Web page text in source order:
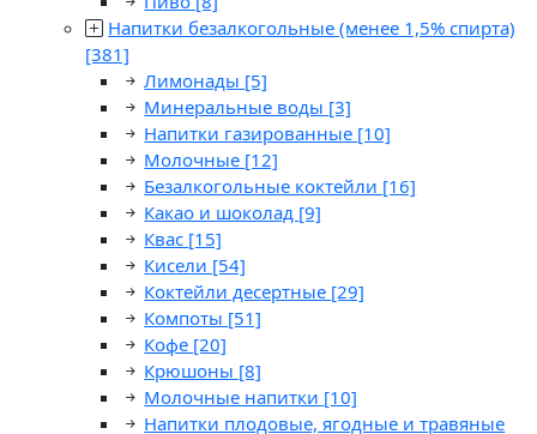
Напитки безалкогольные (менее 1,5% спирта)
[381]
Лимонады [5]
Минеральные воды [3]
Напитки газированные [10]
Молочные [12]
Безалкогольные коктейли [16]
Какао и шоколад [9]
Квас [15]
Кисели [54]
Коктейли десертные [29]
Компоты [51]
Кофе [20]
Крюшоны [8]
Молочные напитки [10]
Напитки плодовые, ягодные и травяные